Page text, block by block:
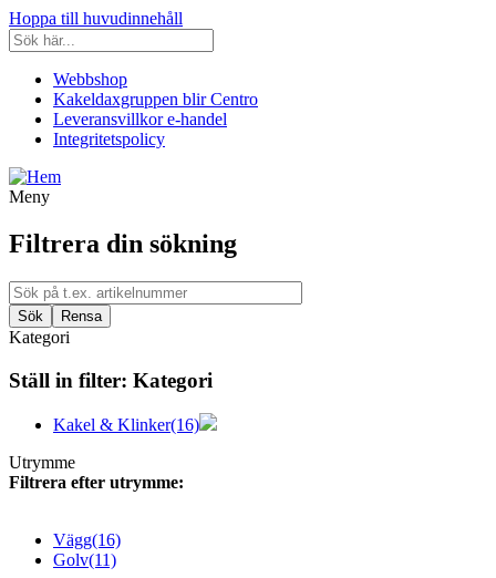
Hoppa till huvudinnehåll
Webbshop
Kakeldaxgruppen blir Centro
Leveransvillkor e-handel
Integritetspolicy
Meny
Filtrera din sökning
Kategori
Ställ in filter: Kategori
Kakel & Klinker(16)
Utrymme
Filtrera efter utrymme:
Vägg(16)
Golv(11)